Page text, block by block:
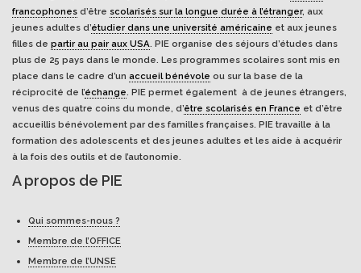
francophones d’être scolarisés sur la longue durée à l’étranger, aux
jeunes adultes d’étudier dans une université américaine et aux jeunes
filles de partir au pair aux USA. PIE organise des séjours d’études dans
plus de 25 pays dans le monde. Les programmes scolaires sont mis en
place dans le cadre d’un accueil bénévole ou sur la base de la
réciprocité de l’échange. PIE permet également à de jeunes étrangers,
venus des quatre coins du monde, d’être scolarisés en France et d’être
accueillis bénévolement par des familles françaises. PIE travaille à la
formation des adolescents et des jeunes adultes et les aide à acquérir
à la fois des outils et de l’autonomie.
A propos de PIE
Qui sommes-nous ?
Membre de l’OFFICE
Membre de l’UNSE